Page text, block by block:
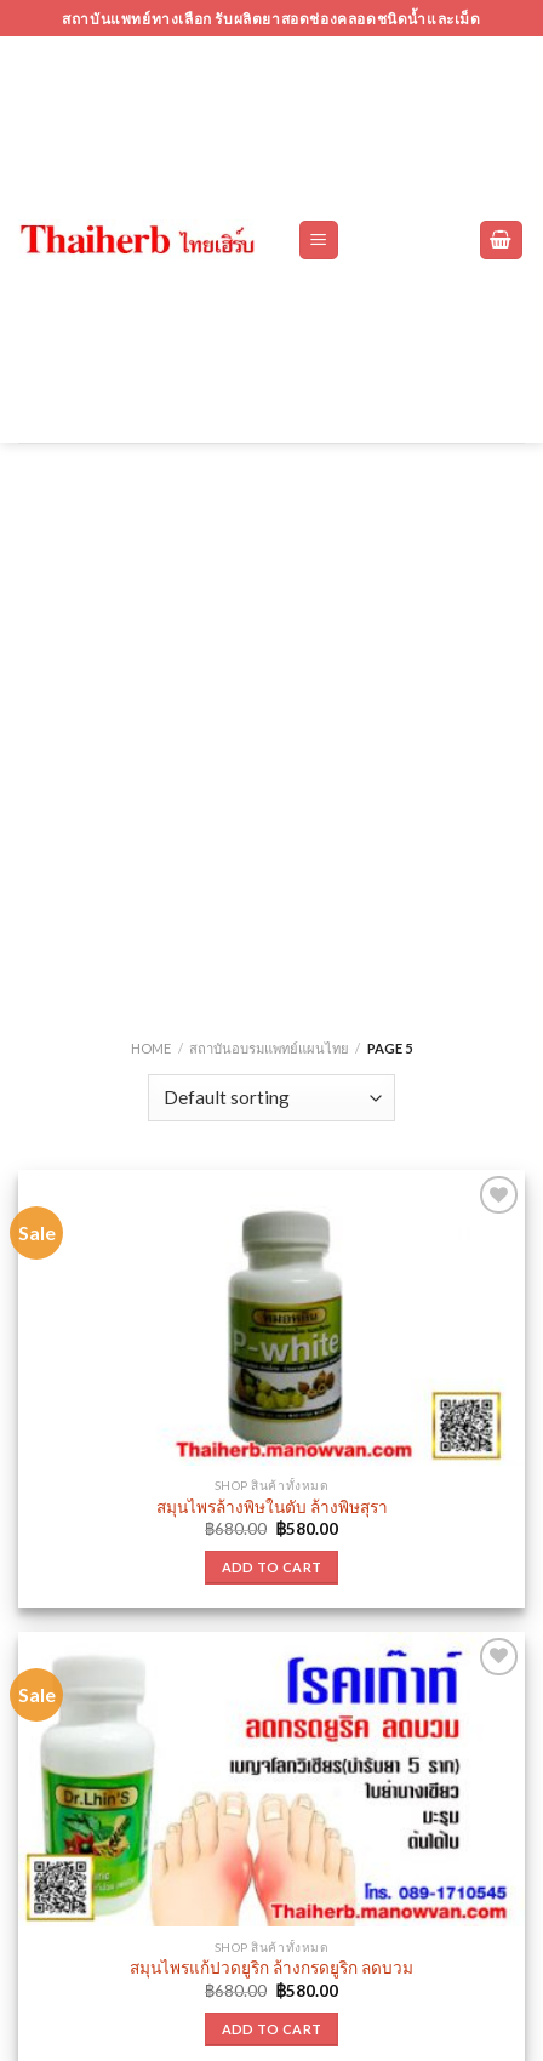
to
สถาบันแพทย์ทางเลือก รับผลิตยาสอดช่องคลอดชนิดน้ำและเม็ด
HOME / สถาบันอบรมแพทย์แผนไทย / PAGE 5
Sale
SHOP สินค้าทั้งหมด
สมุนไพรล้างพิษในตับ ล้างพิษสุรา
฿680.00 Original
price
was:
฿680.00.
฿580.00Current
ADD TO CART
Sale
SHOP สินค้าทั้งหมด
สมุนไพรแก้ปวดยูริก ล้างกรดยูริก ลดบวม
฿680.00 Original
price
was:
฿680.00.
฿580.00Current
ADD TO CART